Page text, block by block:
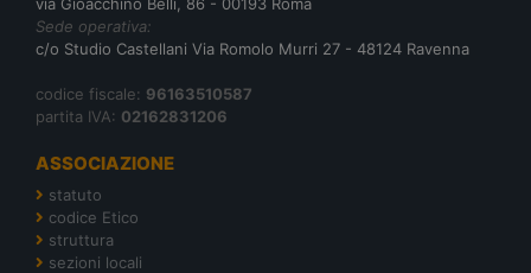
Sede operativa:
c/o Studio Castellani Via Romolo Murri 27 - 48124 Ravenna
codice fiscale: 96163510587
partita IVA: 02162831206
ASSOCIAZIONE
statuto
codice Etico
struttura
sezioni locali